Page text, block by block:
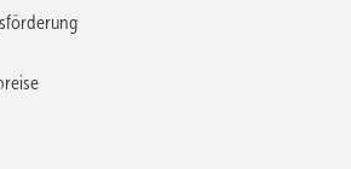
von Arbonia eignen sich für den Heiz-
von 3 bis 40 m Höhe unterschiedlichster
und Produktionshallen, Verkaufsräume,
Schulen und Flugzeughangars. Es stehen
Verfügung. DEG1 ist eine stabile